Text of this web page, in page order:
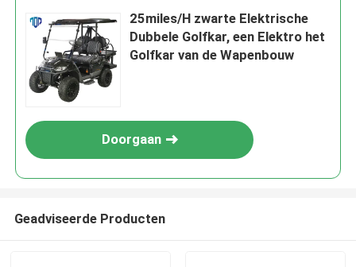
25miles/H zwarte Elektrische
Dubbele Golfkar, een Elektro het
Golfkar van de Wapenbouw
Doorgaan
Geadviseerde Producten